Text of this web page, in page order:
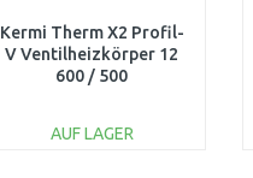
Kermi Therm X2 Profil-
V Ventilheizkörper 12
600 / 500
AUF LAGER